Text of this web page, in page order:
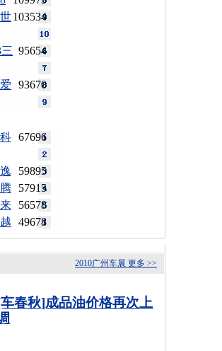
103534
95654
93670
67696
59895
57915
56578
49678
更多 >>
2010广州车展
春秋]成品油价格再次上